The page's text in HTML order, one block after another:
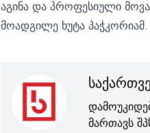
აგინა და პროფესიული
მოადგილე ხუტა პაჭკორიამ.
მართავს